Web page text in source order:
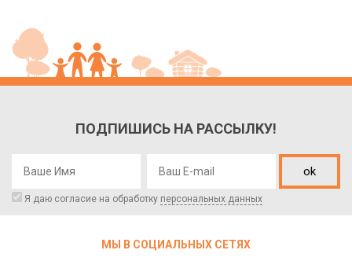
ПОДПИШИСЬ НА РАССЫЛКУ!
ok
Я даю согласие на обработку персональных данных
МЫ В СОЦИАЛЬНЫХ СЕТЯХ